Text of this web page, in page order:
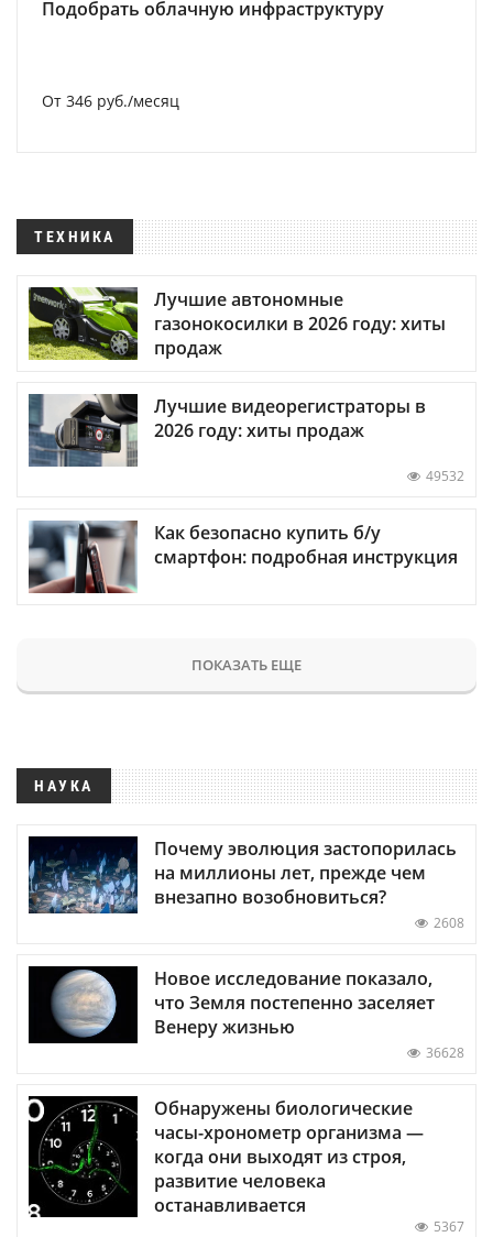
Подобрать облачную инфраструктуру
От 346 руб./месяц
ТЕХНИКА
Лучшие автономные
газонокосилки в 2026 году: хиты
продаж
Лучшие видеорегистраторы в
2026 году: хиты продаж
49532
Как безопасно купить б/у
смартфон: подробная инструкция
ПОКАЗАТЬ ЕЩЕ
НАУКА
Почему эволюция застопорилась
на миллионы лет, прежде чем
внезапно возобновиться?
2608
Новое исследование показало,
что Земля постепенно заселяет
Венеру жизнью
36628
Обнаружены биологические
часы-хронометр организма —
когда они выходят из строя,
развитие человека
останавливается
5367